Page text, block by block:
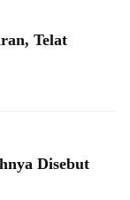
Telat
Disebut